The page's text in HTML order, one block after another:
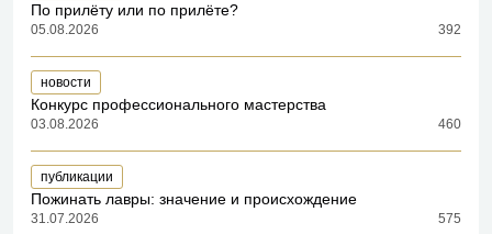
По прилёту или по прилёте?
05.08.2026 392
новости
Конкурс профессионального мастерства
03.08.2026 460
публикации
Пожинать лавры: значение и происхождение
31.07.2026 575